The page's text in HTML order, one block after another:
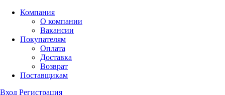
Компания
О компании
Вакансии
Покупателям
Оплата
Доставка
Возврат
Поставщикам
Вход Регистрация